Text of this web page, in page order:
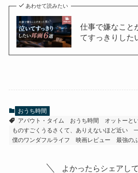
あわせて読みたい
仕事で嫌なこと
てすっきりした
おうち時間
アバウト・タイム
おうち時間
オットーと
ものすごくうるさくて、ありえないほど近い
僕のワンダフルライフ
映画レビュー 最強の
よかったらシェアして